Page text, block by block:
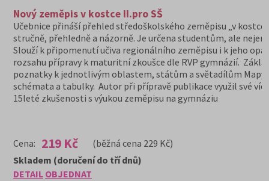
Nový zeměpis v kostce II.pro SŠ
Učebnice přináší přehled středoškolského zeměpisu „v
stručně, přehledně a názorně. Je určena studentům, ale nejen
Slouží k připomenutí učiva regionálního zeměpisu i k jeho
rozsahu přípravy k maturitní zkoušce dle RVP gymnázií.
poznatky k jednotlivým oblastem, státům a světadílům Mapy,
schémata a tabulky. Autor při přípravě publikace využil své
15leté zkušenosti s výukou zeměpisu na gymnáziu
Cena: 219 Kč (běžná cena 229 Kč)
DETAIL OBJEDNAT
Skladem (doručení do tří dnů)